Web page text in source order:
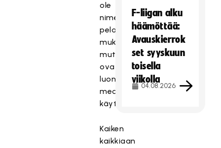
ole
nimetty
pelaajien
mukaan,
mutta
ovat
luonnollisesti
median
käytettävissä.
Kaiken
kaikkiaan
F-liigan alku
häämöttää:
Avauskierrok
set syyskuun
toisella
viikolla
04.08.2026